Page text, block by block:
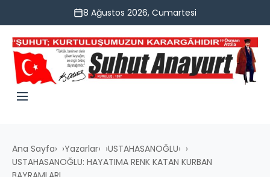
8 Ağustos 2026, Cumartesi
Ana Sayfa› Yazarlar› USTAHASANOĞLU›
USTAHASANOĞLU: HAYATIMA RENK KATAN KURBAN